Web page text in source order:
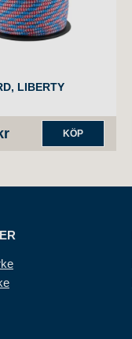
LIBERTY
KÖP